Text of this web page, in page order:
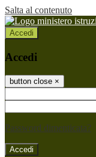
Salta al contenuto
Accedi
Accedi
button close ×
Password dimenticata?